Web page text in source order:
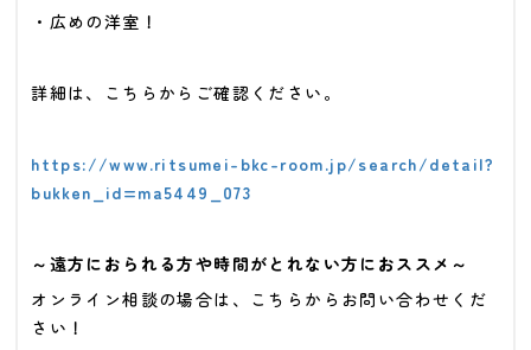
・広めの洋室！
詳細は、こちらからご確認ください。
https://www.ritsumei-bkc-room.jp/search/detail?
bukken_id=ma5449_073
～遠方におられる方や時間がとれない方におススメ～
オンライン相談の場合は、こちらからお問い合わせくだ
さい！